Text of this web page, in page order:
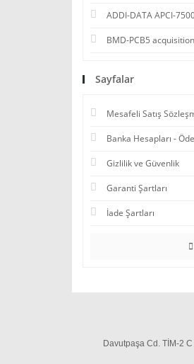
ADDI-DATA APCI-
BMD-PCB5
Sayfalar
Mesafeli Satış
Banka Hesapları -
Gizlilik ve Güvenlik
Garanti Şartları
İade Şartları
Davutpaşa Cd. TİM-2 C